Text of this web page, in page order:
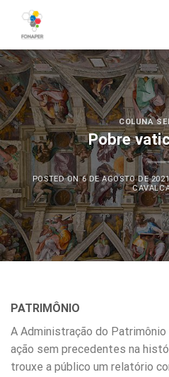
content
COLUNA
Pobre
POSTED ON6 DE AGOSTO DE
PATRIMÔNIO
A Administração do Patrimônio
ação sem precedentes na
trouxe a público um relatório